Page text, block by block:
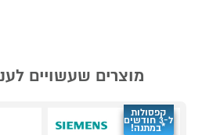
מוצרים שעשויים
קפסולות
ל-3 חודשים
*במתנה!